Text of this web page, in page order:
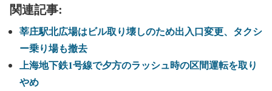
関連記事:
莘庄駅北広場はビル取り壊しのため出入口変更、タクシ
ー乗り場も撤去
上海地下鉄1号線で夕方のラッシュ時の区間運転を取り
やめ